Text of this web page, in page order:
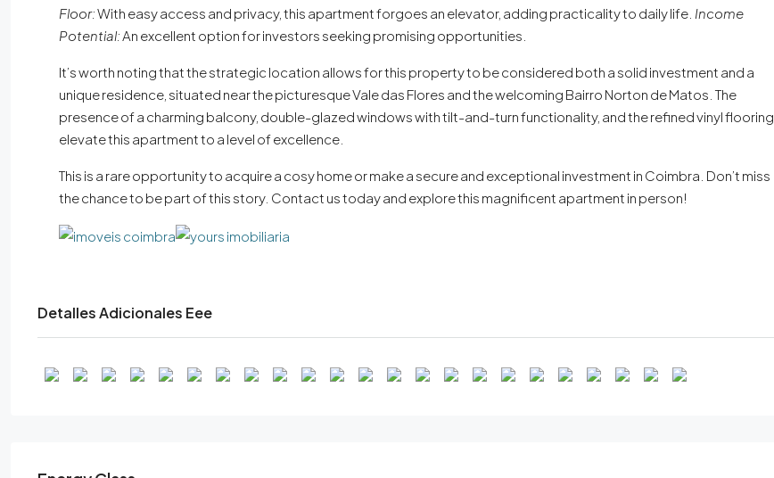
Floor:With easy access and privacy, this apartment forgoes an elevator, adding practicality to daily life. Income
Potential: An excellent option for investors seeking promising opportunities.
It’s worth noting that the strategic location allows for this property to be considered both a solid investment and a
unique residence, situated near the picturesque Vale das Flores and the welcoming Bairro Norton de Matos. The
presence of a charming balcony, double-glazed windows with tilt-and-turn functionality, and the refined vinyl flooring
elevate this apartment to a level of excellence.
This is a rare opportunity to acquire a cosy home or make a secure and exceptional investment in Coimbra. Don’t miss
the chance to be part of this story. Contact us today and explore this magnificent apartment in person!
Detalles Adicionales Eee